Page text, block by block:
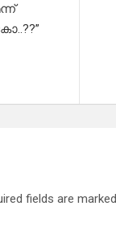
fields are marked